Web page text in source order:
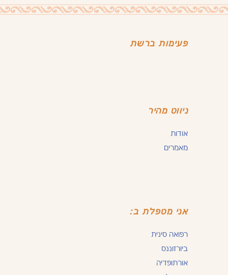
פעימות ברשת
ניווט מהיר
אודות
מאמרים
אני מטפלת ב:
רפואה סינית
ביורזוננס
אורתופדיה